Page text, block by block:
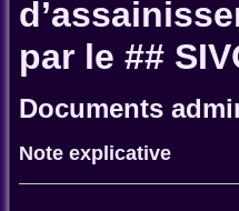
par le ##
Documents
Note explicative